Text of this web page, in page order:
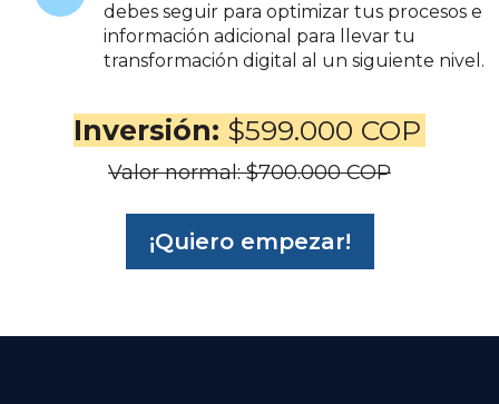
debes seguir para optimizar tus procesos e
información adicional para llevar tu
transformación digital al un siguiente nivel.
Inversión: $599.000 COP
Valor normal: $700.000 COP
¡Quiero empezar!